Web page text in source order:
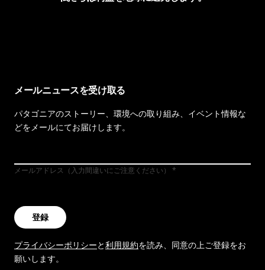
メールニュースを受け取る
パタゴニアのストーリー、環境への取り組み、イベント情報な
どをメールにてお届けします。
メールアドレス（入力間違いにご注意ください）
登録
プライバシーポリシーと利用規約を読み、同意の上ご登録をお
願いします。